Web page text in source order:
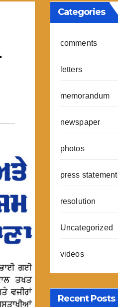
Categories
comments
letters
memorandum
newspaper
photos
press statement
resolution
Uncategorized
videos
Recent Posts